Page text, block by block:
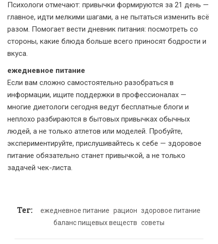
Психологи отмечают: привычки формируются за 21 день —
главное, идти мелкими шагами, а не пытаться изменить всё
разом. Помогает вести дневник питания: посмотреть со
стороны, какие блюда больше всего приносят бодрости и
вкуса.
ежедневное питание
Если вам сложно самостоятельно разобраться в
информации, ищите поддержки в профессионалах —
многие диетологи сегодня ведут бесплатные блоги и
неплохо разбираются в бытовых привычках обычных
людей, а не только атлетов или моделей. Пробуйте,
экспериментируйте, прислушивайтесь к себе — здоровое
питание обязательно станет привычкой, а не только
задачей чек-листа.
Тег: ежедневное питание рацион здоровое питание
баланс пищевых веществ советы